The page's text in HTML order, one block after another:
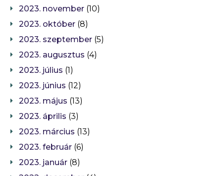
2023. november (10)
2023. október (8)
2023. szeptember (5)
2023. augusztus (4)
2023. július (1)
2023. június (12)
2023. május (13)
2023. április (3)
2023. március (13)
2023. február (6)
2023. január (8)